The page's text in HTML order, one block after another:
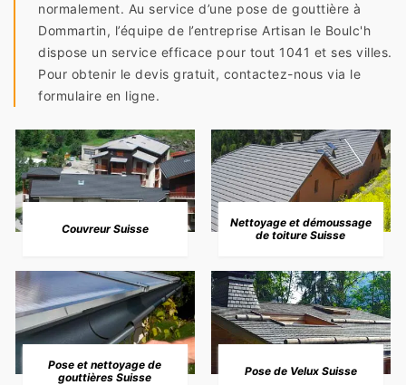
normalement. Au service d’une pose de gouttière à
Dommartin, l’équipe de l’entreprise Artisan le Boulc'h
dispose un service efficace pour tout 1041 et ses villes.
Pour obtenir le devis gratuit, contactez-nous via le
formulaire en ligne.
Couvreur Suisse
Nettoyage et démoussage
de toiture Suisse
Pose et nettoyage de
gouttières Suisse
Pose de Velux Suisse